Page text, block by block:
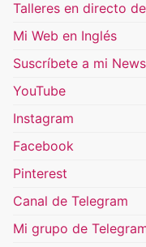
Talleres en directo
Mi Web en Inglés
Suscríbete a mi
YouTube
Instagram
Facebook
Pinterest
Canal de Telegram
Mi grupo de